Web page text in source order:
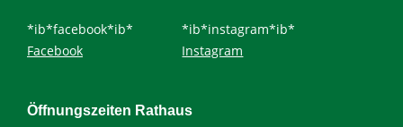
*ib*facebook*ib*
Facebook
*ib*instagram*ib*
Instagram
Öffnungszeiten Rathaus